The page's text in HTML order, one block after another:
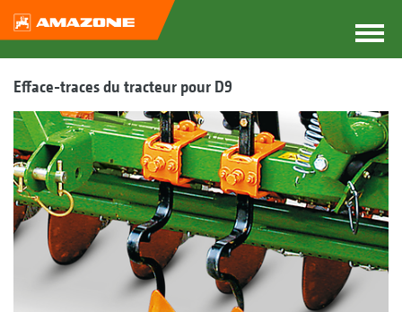
Efface-traces du tracteur pour D9